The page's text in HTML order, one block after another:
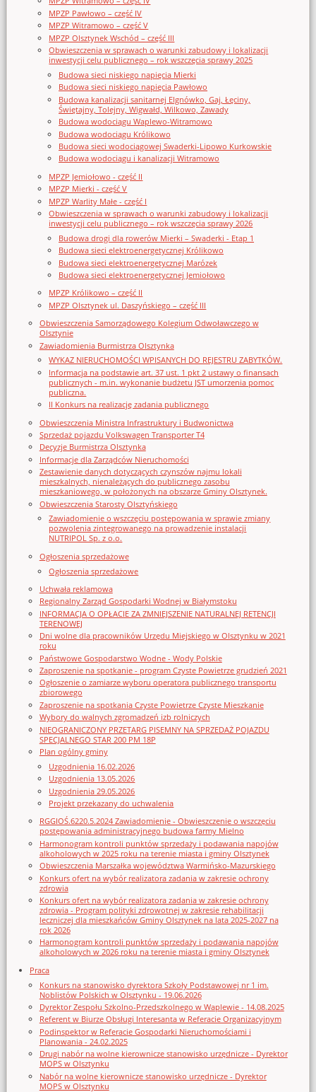
MPZP Pawłowo – część IV
MPZP Witramowo – część V
MPZP Olsztynek Wschód – część III
Obwieszczenia w sprawach o warunki zabudowy i lokalizacji
inwestycji celu publicznego – rok wszczęcia sprawy 2025
Budowa sieci niskiego napięcia Mierki
Budowa sieci niskiego napięcia Pawłowo
Budowa kanalizacji sanitarnej Elgnówko, Gaj, Łęciny,
Świętajny, Tolejny, Wigwałd, Wilkowo, Zawady
Budowa wodociągu Waplewo-Witramowo
Budowa wodociągu Królikowo
Budowa sieci wodociągowej Swaderki-Lipowo Kurkowskie
Budowa wodociągu i kanalizacji Witramowo
MPZP Jemiołowo - część II
MPZP Mierki - część V
MPZP Warlity Małe - część I
Obwieszczenia w sprawach o warunki zabudowy i lokalizacji
inwestycji celu publicznego – rok wszczęcia sprawy 2026
Budowa drogi dla rowerów Mierki – Swaderki - Etap 1
Budowa sieci elektroenergetycznej Królikowo
Budowa sieci elektroenergetycznej Marózek
Budowa sieci elektroenergetycznej Jemiołowo
MPZP Królikowo – część II
MPZP Olsztynek ul. Daszyńskiego – część III
Obwieszczenia Samorządowego Kolegium Odwoławczego w
Olsztynie
Zawiadomienia Burmistrza Olsztynka
WYKAZ NIERUCHOMOŚCI WPISANYCH DO REJESTRU ZABYTKÓW.
Informacja na podstawie art. 37 ust. 1 pkt 2 ustawy o finansach
publicznych - m.in. wykonanie budżetu JST umorzenia pomoc
publiczna.
II Konkurs na realizację zadania publicznego
Obwieszczenia Ministra Infrastruktury i Budwonictwa
Sprzedaż pojazdu Volkswagen Transporter T4
Decyzje Burmistrza Olsztynka
Informacje dla Zarządców Nieruchomości
Zestawienie danych dotyczących czynszów najmu lokali
mieszkalnych, nienależących do publicznego zasobu
mieszkaniowego, w położonych na obszarze Gminy Olsztynek.
Obwieszczenia Starosty Olsztyńskiego
Zawiadomienie o wszczęciu postępowania w sprawie zmiany
pozwolenia zintegrowanego na prowadzenie instalacji
NUTRIPOL Sp. z o.o.
Ogłoszenia sprzedażowe
Ogłoszenia sprzedażowe
Uchwała reklamowa
Regionalny Zarząd Gospodarki Wodnej w Białymstoku
INFORMACJA O OPŁACIE ZA ZMNIEJSZENIE NATURALNEJ RETENCJI
TERENOWEJ
Dni wolne dla pracowników Urzędu Miejskiego w Olsztynku w 2021
roku
Państwowe Gospodarstwo Wodne - Wody Polskie
Zaproszenie na spotkanie - program Czyste Powietrze grudzień 2021
Ogłoszenie o zamiarze wyboru operatora publicznego transportu
zbiorowego
Zaproszenie na spotkania Czyste Powietrze Czyste Mieszkanie
Wybory do walnych zgromadzeń izb rolniczych
NIEOGRANICZONY PRZETARG PISEMNY NA SPRZEDAŻ POJAZDU
SPECJALNEGO STAR 200 PM 18P
Plan ogólny gminy
Uzgodnienia 16.02.2026
Uzgodnienia 13.05.2026
Uzgodnienia 29.05.2026
Projekt przekazany do uchwalenia
RGGIOŚ.6220.5.2024 Zawiadomienie - Obwieszczenie o wszczęciu
postępowania administracyjnego budowa farmy Mielno
Harmonogram kontroli punktów sprzedaży i podawania napojów
alkoholowych w 2025 roku na terenie miasta i gminy Olsztynek
Obwieszczenia Marszałka województwa Warmińsko-Mazurskiego
Konkurs ofert na wybór realizatora zadania w zakresie ochrony
zdrowia
Konkurs ofert na wybór realizatora zadania w zakresie ochrony
zdrowia - Program polityki zdrowotnej w zakresie rehabilitacji
leczniczej dla mieszkańców Gminy Olsztynek na lata 2025-2027 na
rok 2026
Harmonogram kontroli punktów sprzedaży i podawania napojów
alkoholowych w 2026 roku na terenie miasta i gminy Olsztynek
Praca
Konkurs na stanowisko dyrektora Szkoły Podstawowej nr 1 im.
Noblistów Polskich w Olsztynku - 19.06.2026
Dyrektor Zespołu Szkolno-Przedszkolnego w Waplewie - 14.08.2025
Referent w Biurze Obsługi Interesanta w Referacie Organizacyjnym
Podinspektor w Referacie Gospodarki Nieruchomościami i
Planowania - 24.02.2025
Drugi nabór na wolne kierownicze stanowisko urzędnicze - Dyrektor
MOPS w Olsztynku
Nabór na wolne kierownicze stanowisko urzędnicze - Dyrektor
MOPS w Olsztynku